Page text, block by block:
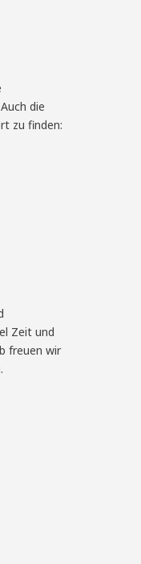
die
zu finden:
Zeit und
freuen wir
.